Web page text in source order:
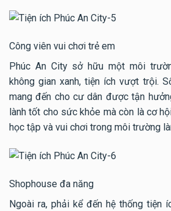
Công viên vui chơi trẻ em
Phúc An City sở hữu một môi
không gian xanh, tiện ích vượt trội.
mang đến cho cư dân được tận
lành tốt cho sức khỏe mà còn là cơ
học tập và vui chơi trong môi trường
Shophouse đa năng
Ngoài ra, phải kể đến hệ thống tiện